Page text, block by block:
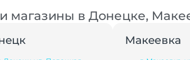
магазины в Донецке,
Макеевка